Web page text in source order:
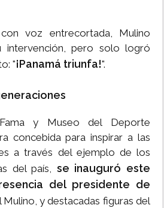
voz entrecortada, Mulino
intervención, pero solo logró
"¡Panamá triunfa!".
y Museo del Deporte
concebida para inspirar a las
a través del ejemplo de los
del país, se inauguró este
del presidente de
Mulino, y destacadas figuras del